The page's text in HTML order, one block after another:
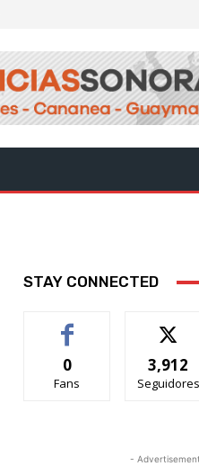
STAY CONNECTED
0
Fans
3,912
Seguidores
-